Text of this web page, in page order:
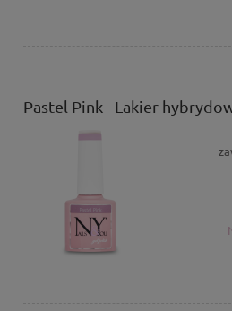
Pastel Pink - Lakier